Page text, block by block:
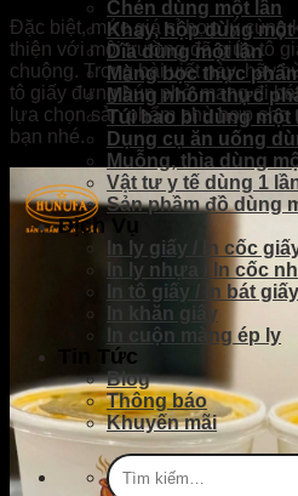
Chén dùng một lần
Khay, hộp dùng một
Dĩa dùng một lần
Màng bọc thực
Màng nhôm thực
Túi bao bì dùng một
Dụng cụ ăn uống
Muỗng, thìa dùng
Vật tư y tế dùng 1
Sản phầm đồ dùng
Dịch Vụ
In ly giấy / In cốc
In ly nhựa / In cốc
In tô giấy / in bát giấy
In khăn giấy
In cuộn màng ép ly
Tin Tức
Blog
Thông báo
Khuyến mãi
Tìm
kiếm:
Đặc biệt, mức giá sỉ hợp lý cùng
thiện với môi trường đã giúp tô
chuộng. Trong bài viết này, hãy
tô giấy đựng bún phở mang đi
lựa chọn sản phẩm phù hợp cho
bạn nhé.